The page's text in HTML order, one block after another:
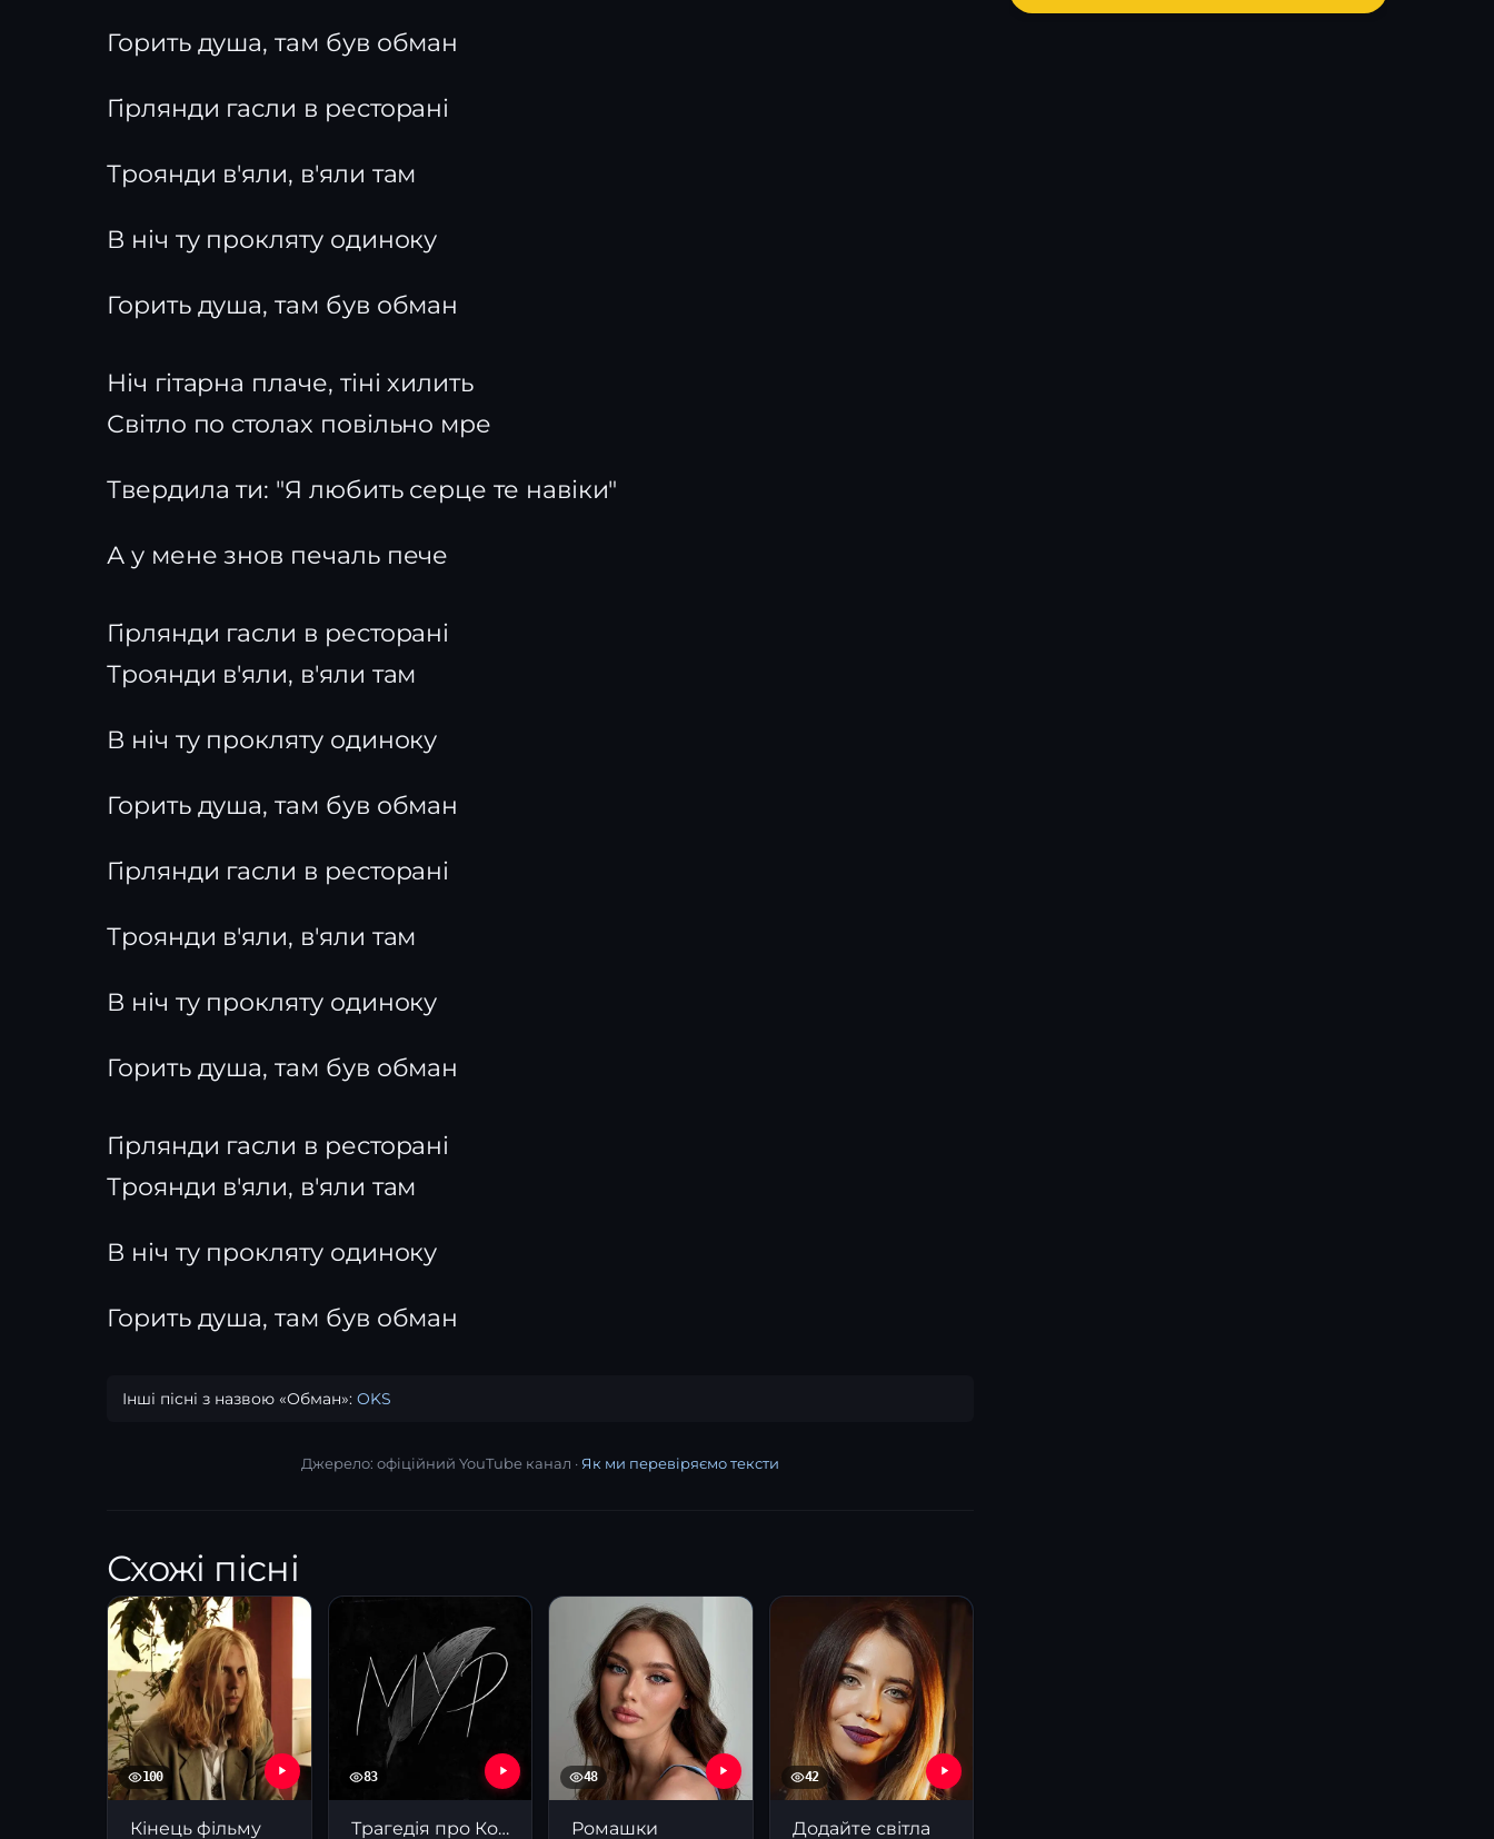
Горить душа, там був обман
Гірлянди гасли в ресторані
Троянди в'яли, в'яли там
В ніч ту прокляту одиноку
Горить душа, там був обман
Ніч гітарна плаче, тіні хилить
Світло по столах повільно мре
Твердила ти: "Я любить серце те навіки"
А у мене знов печаль пече
Гірлянди гасли в ресторані
Троянди в'яли, в'яли там
В ніч ту прокляту одиноку
Горить душа, там був обман
Гірлянди гасли в ресторані
Троянди в'яли, в'яли там
В ніч ту прокляту одиноку
Горить душа, там був обман
Гірлянди гасли в ресторані
Троянди в'яли, в'яли там
В ніч ту прокляту одиноку
Горить душа, там був обман
Інші пісні з назвою «Обман»: OKS
Джерело: офіційний YouTube канал · Як ми перевіряємо тексти
Схожі пісні
100
Кінець фільму
83
Трагедія про Коріолана
48
Ромашки
42
Додайте світла